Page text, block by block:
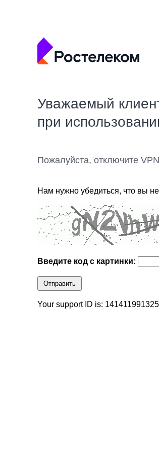
Уважаемый
при
Пожалуйста, отключите
Нам нужно убедиться, что вы
Введите код с картинки:
Отправить
Your support ID is: